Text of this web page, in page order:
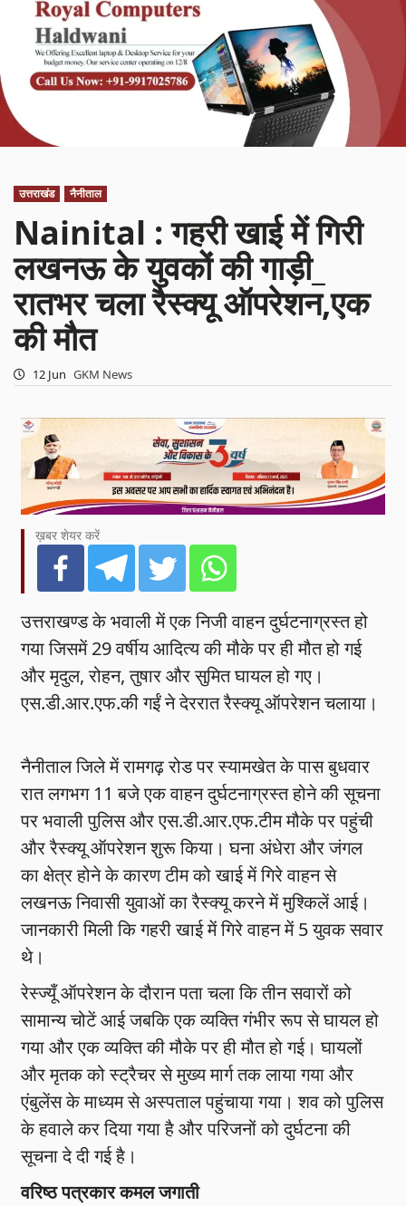
उत्तराखंड नैनीताल
Nainital : गहरी खाई में गिरी
लखनऊ के युवकों की गाड़ी_
रातभर चला रैस्क्यू ऑपरेशन,एक
की मौत
12 Jun GKM News
ख़बर शेयर करें
उत्तराखण्ड के भवाली में एक निजी वाहन दुर्घटनाग्रस्त हो
गया जिसमें 29 वर्षीय आदित्य की मौके पर ही मौत हो गई
और मृदुल, रोहन, तुषार और सुमित घायल हो गए।
एस.डी.आर.एफ.की गईं ने देररात रैस्क्यू ऑपरेशन चलाया।
नैनीताल जिले में रामगढ़ रोड पर स्यामखेत के पास बुधवार
रात लगभग 11 बजे एक वाहन दुर्घटनाग्रस्त होने की सूचना
पर भवाली पुलिस और एस.डी.आर.एफ.टीम मौके पर पहुंची
और रैस्क्यू ऑपरेशन शुरू किया। घना अंधेरा और जंगल
का क्षेत्र होने के कारण टीम को खाई में गिरे वाहन से
लखनऊ निवासी युवाओं का रैस्क्यू करने में मुश्किलें आई।
जानकारी मिली कि गहरी खाई में गिरे वाहन में 5 युवक सवार
थे।
रेस्ज्यूँ ऑपरेशन के दौरान पता चला कि तीन सवारों को
सामान्य चोटें आई जबकि एक व्यक्ति गंभीर रूप से घायल हो
गया और एक व्यक्ति की मौके पर ही मौत हो गई। घायलों
और मृतक को स्ट्रैचर से मुख्य मार्ग तक लाया गया और
एंबुलेंस के माध्यम से अस्पताल पहुंचाया गया। शव को पुलिस
के हवाले कर दिया गया है और परिजनों को दुर्घटना की
सूचना दे दी गई है।
वरिष्ठ पत्रकार कमल जगाती